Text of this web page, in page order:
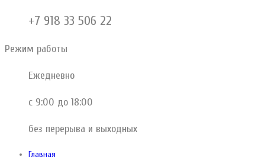
+7 918 33 506 22
Режим работы
Ежедневно
с 9:00 до 18:00
без перерыва и выходных
Главная